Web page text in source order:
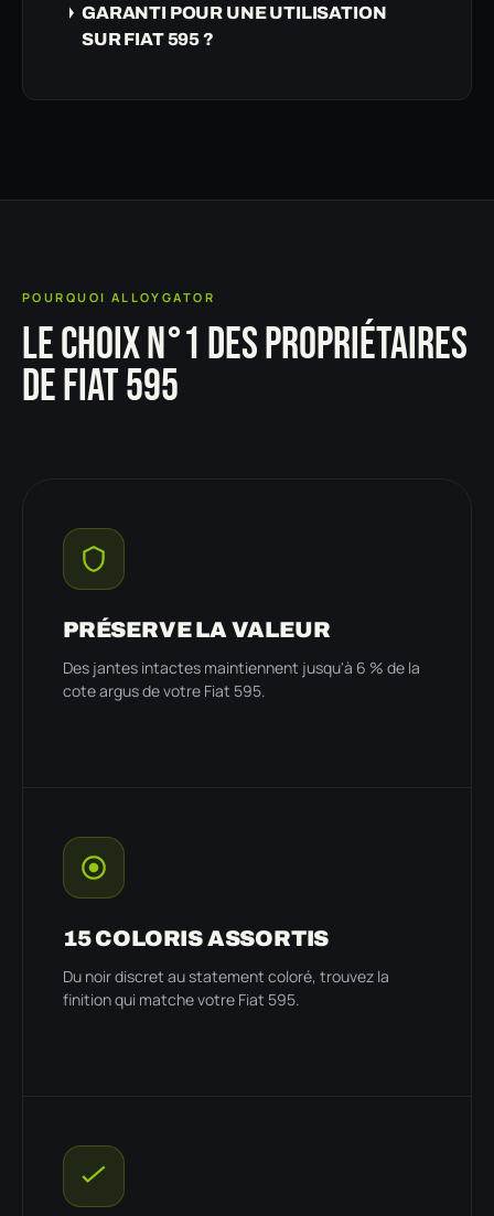
GARANTI POUR UNE UTILISATION
SUR FIAT 595 ?
POURQUOI ALLOYGATOR
LE CHOIX N°1 DES PROPRIÉTAIRES
DE FIAT 595
PRÉSERVE LA VALEUR
Des jantes intactes maintiennent jusqu'à 6 % de la
cote argus de votre Fiat 595.
15 COLORIS ASSORTIS
Du noir discret au statement coloré, trouvez la
finition qui matche votre Fiat 595.